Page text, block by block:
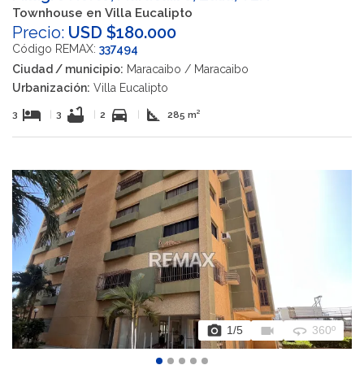
Townhouse en Villa Eucalipto
Precio: USD $180.000
Código REMAX: 337494
Ciudad / municipio: Maracaibo / Maracaibo
Urbanización: Villa Eucalipto
3 hotel 3 bathtub 2 directions_car square_foot 285 m²
photo_camera 1/5 videocam 360 360º